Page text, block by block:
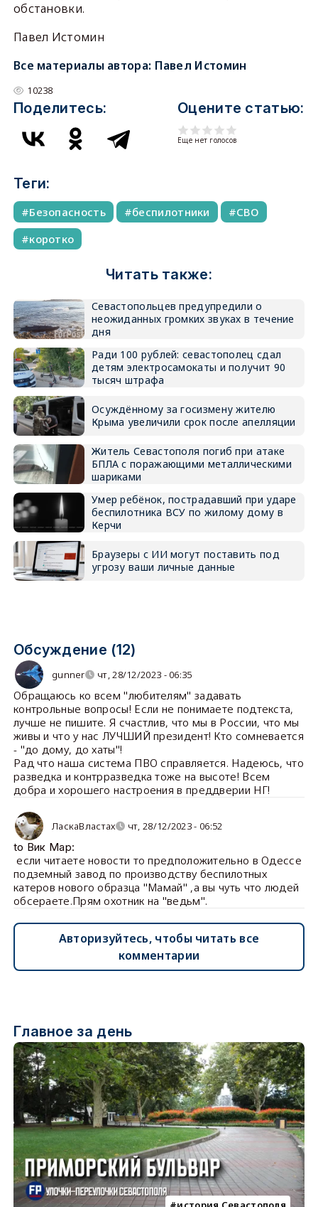
обстановки.
Павел Истомин
Все материалы автора: Павел Истомин
10238
Поделитесь: Оцените статью:
Еще нет голосов
Теги:
Безопасность беспилотники
СВО
коротко
Читать также:
Севастопольцев предупредили о
неожиданных громких звуках в течение
дня
Ради 100 рублей: севастополец сдал
детям электросамокаты и получит 90
тысяч штрафа
Осуждённому за госизмену жителю
Крыма увеличили срок после апелляции
Житель Севастополя погиб при атаке
БПЛА с поражающими металлическими
шариками
Умер ребёнок, пострадавший при ударе
беспилотника ВСУ по жилому дому в
Керчи
Браузеры с ИИ могут поставить под
угрозу ваши личные данные
Обсуждение (12)
gunner чт, 28/12/2023 - 06:35
Обращаюсь ко всем "любителям" задавать
контрольные вопросы! Если не понимаете подтекста,
лучше не пишите. Я счастлив, что мы в России, что мы
живы и что у нас ЛУЧШИЙ президент! Кто сомневается
- "до дому, до хаты"!
Рад что наша система ПВО справляется. Надеюсь, что
разведка и контрразведка тоже на высоте! Всем
добра и хорошего настроения в преддверии НГ!
ЛаскаВластах чт, 28/12/2023 - 06:52
to Вик Мар:
если читаете новости то предположительно в Одессе
подземный завод по производству беспилотных
катеров нового образца "Мамай" ,а вы чуть что людей
обсераете.Прям охотник на "ведьм".
Авторизуйтесь, чтобы читать все
комментарии
Главное за день